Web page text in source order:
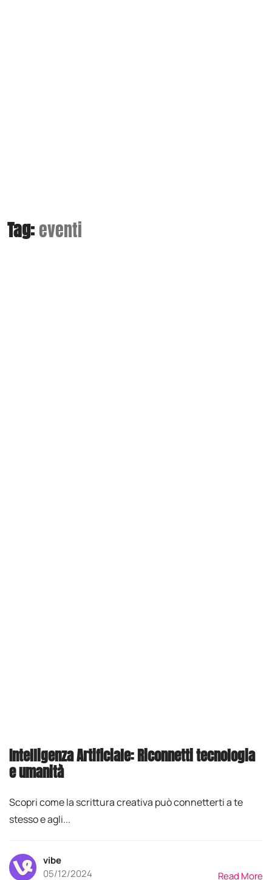
Tag:eventi
Intelligenza Artificiale: Riconnetti tecnologia
e umanità
Scopri come la scrittura creativa può connetterti a te
stesso e agli...
vibe
05/12/2024
Read More